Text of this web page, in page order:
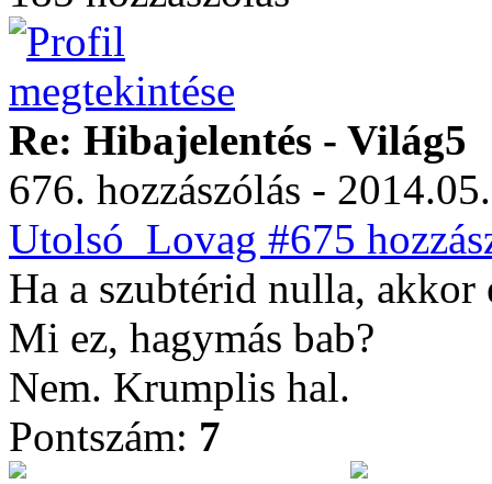
Re: Hibajelentés - Világ5
676. hozzászólás -
Utolsó_Lovag #675
Ha a szubtérid nulla, akkor
Mi ez, hagymás bab?
Nem. Krumplis hal.
Pontszám: 7